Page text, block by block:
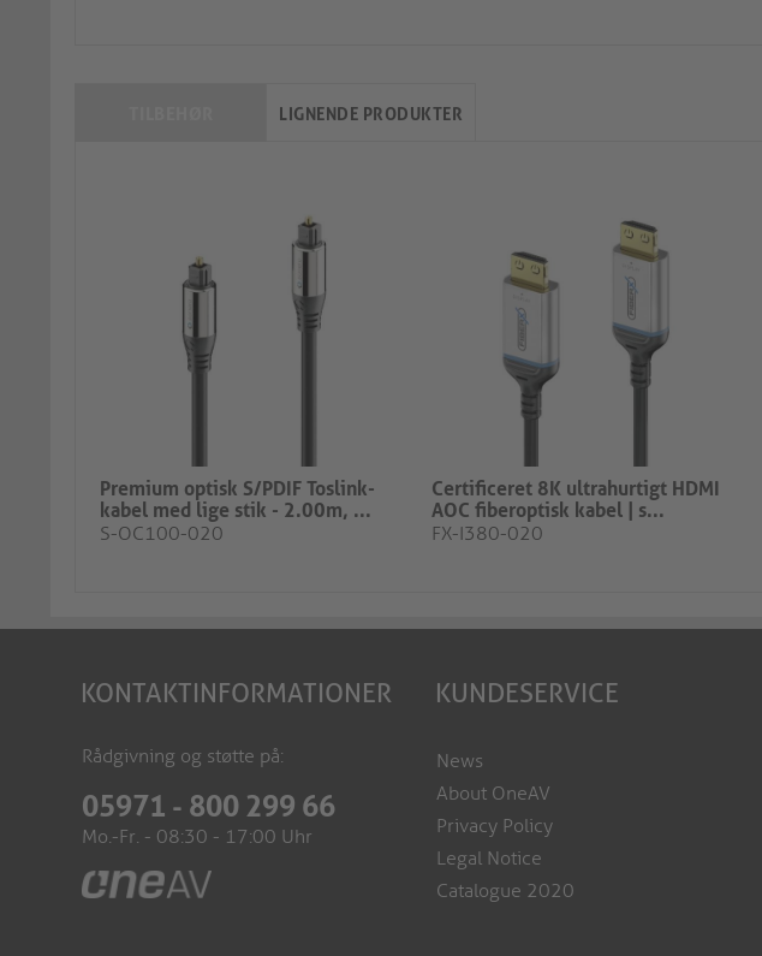
LIGNENDE PRODUKTER
Premium optisk S/PDIF Toslink-
kabel med lige stik - 2.00m, ...
S-OC100-020
Certificeret 8K ultrahurtigt HDMI
AOC fiberoptisk kabel | s...
FX-I380-020
KONTAKTINFORMATIONER
Rådgivning og støtte på:
05971 - 800 299 66
Mo.-Fr. - 08:30 - 17:00 Uhr
KUNDESERVICE
News
About OneAV
Privacy Policy
Legal Notice
Catalogue 2020